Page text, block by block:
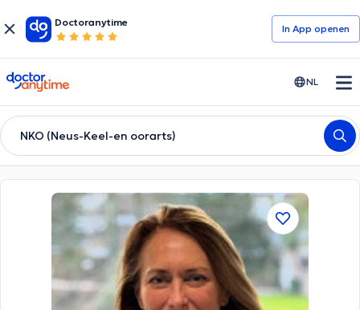
Doctoranytime
In App openen
doctoranytime NL
NKO (Neus-Keel-en oorarts)